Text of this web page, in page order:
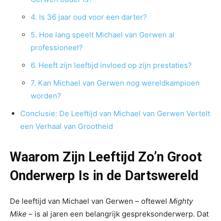
4. Is 36 jaar oud voor een darter?
5. Hoe lang speelt Michael van Gerwen al
professioneel?
6. Heeft zijn leeftijd invloed op zijn prestaties?
7. Kan Michael van Gerwen nog wereldkampioen
worden?
Conclusie: De Leeftijd van Michael van Gerwen Vertelt
een Verhaal van Grootheid
Waarom Zijn Leeftijd Zo’n Groot
Onderwerp Is in de Dartswereld
De leeftijd van Michael van Gerwen – oftewel Mighty
Mike – is al jaren een belangrijk gespreksonderwerp. Dat